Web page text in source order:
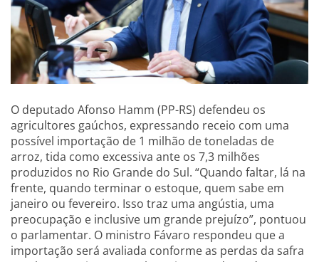
O deputado Afonso Hamm (PP-RS) defendeu os
agricultores gaúchos, expressando receio com uma
possível importação de 1 milhão de toneladas de
arroz, tida como excessiva ante os 7,3 milhões
produzidos no Rio Grande do Sul. “Quando faltar, lá na
frente, quando terminar o estoque, quem sabe em
janeiro ou fevereiro. Isso traz uma angústia, uma
preocupação e inclusive um grande prejuízo”, pontuou
o parlamentar. O ministro Fávaro respondeu que a
importação será avaliada conforme as perdas da safra